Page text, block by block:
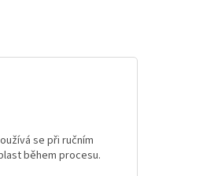
se při ručním
během procesu.